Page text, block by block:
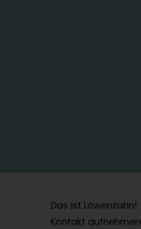
Das ist Löwenzahn!
Kontakt aufnehmen